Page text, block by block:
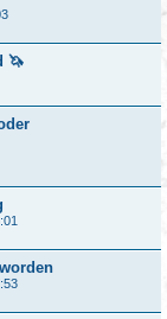
🦄